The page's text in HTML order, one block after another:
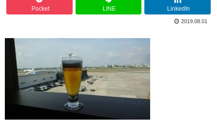
Pocket LINE LinkedIn
2019.08.01